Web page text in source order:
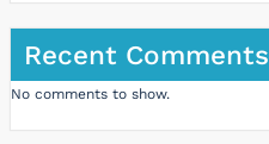
Recent Comments
No comments to show.